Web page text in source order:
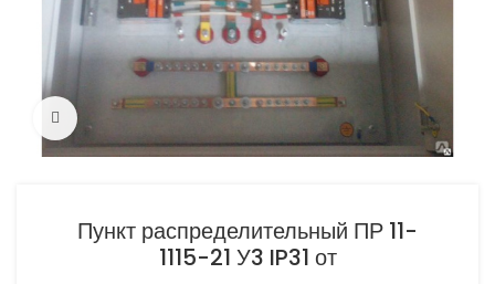
Пункт распределительный ПР 11-
1115-21 У3 IP31 от